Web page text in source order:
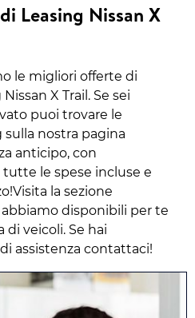
Leasing Nissan X
le migliori offerte di
X Trail. Se sei
puoi trovare le
nostra pagina
anticipo, con
tutte le spese incluse e
la sezione
disponibili per te
veicoli. Se hai
assistenza contattaci!